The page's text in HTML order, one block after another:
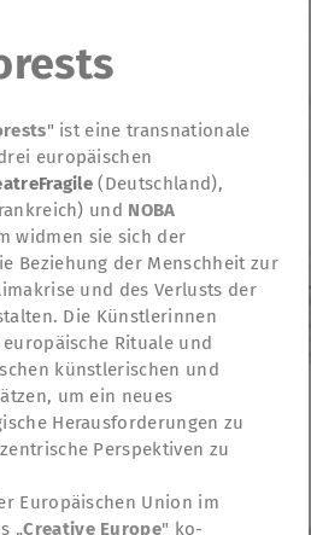
" ist eine transnationale
europäischen
(Deutschland),
und NOBA
widmen sie sich der
Beziehung der Menschheit zur
und des Verlusts der
Die Künstlerinnen
Rituale und
künstlerischen und
um ein neues
Herausforderungen zu
Perspektiven zu
Europäischen Union im
„Creative Europe" ko-
Datenschutzerklärung